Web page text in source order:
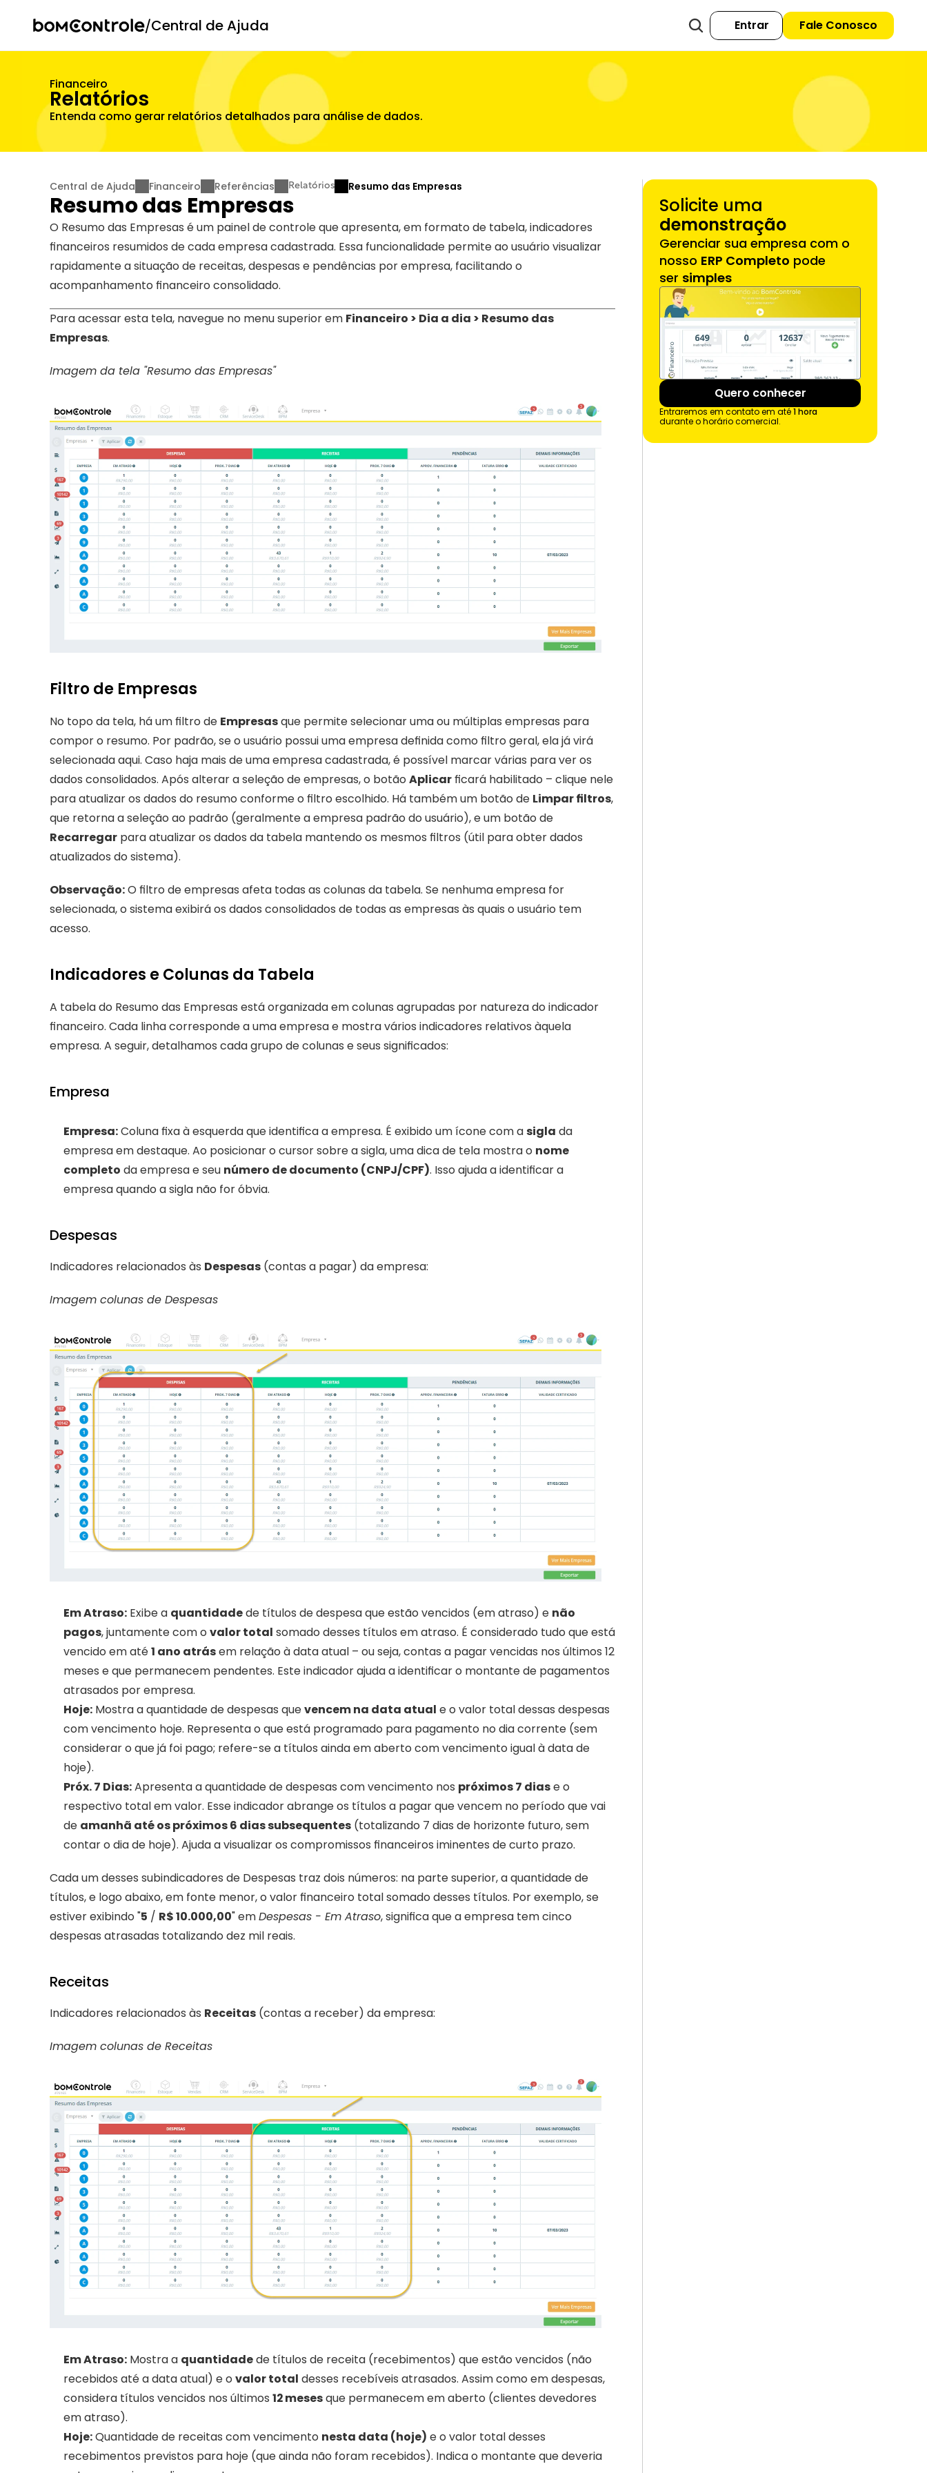
/Central de Ajuda Entrar Fale Conosco
Financeiro
Relatórios
Entenda como gerar relatórios detalhados para análise de dados.
Central de Ajuda Financeiro Referências Relatórios Resumo das Empresas
Resumo das Empresas
O Resumo das Empresas é um painel de controle que apresenta, em formato de tabela, indicadores
financeiros resumidos de cada empresa cadastrada. Essa funcionalidade permite ao usuário visualizar
rapidamente a situação de receitas, despesas e pendências por empresa, facilitando o
acompanhamento financeiro consolidado.
Para acessar esta tela, navegue no menu superior em Financeiro > Dia a dia > Resumo das
Empresas.
Imagem da tela "Resumo das Empresas"
Filtro de Empresas
No topo da tela, há um filtro de Empresas que permite selecionar uma ou múltiplas empresas para
compor o resumo. Por padrão, se o usuário possui uma empresa definida como filtro geral, ela já virá
selecionada aqui. Caso haja mais de uma empresa cadastrada, é possível marcar várias para ver os
dados consolidados. Após alterar a seleção de empresas, o botão Aplicar ficará habilitado – clique nele
para atualizar os dados do resumo conforme o filtro escolhido. Há também um botão de Limpar filtros,
Recarregar para atualizar os dados da tabela mantendo os mesmos filtros (útil para obter dados
atualizados do sistema).
Observação: O filtro de empresas afeta todas as colunas da tabela. Se nenhuma empresa for
selecionada, o sistema exibirá os dados consolidados de todas as empresas às quais o usuário tem
acesso.
Indicadores e Colunas da Tabela
A tabela do Resumo das Empresas está organizada em colunas agrupadas por natureza do indicador
financeiro. Cada linha corresponde a uma empresa e mostra vários indicadores relativos àquela
empresa. A seguir, detalhamos cada grupo de colunas e seus significados:
Empresa
Empresa: Coluna fixa à esquerda que identifica a empresa. É exibido um ícone com a sigla da
empresa em destaque. Ao posicionar o cursor sobre a sigla, uma dica de tela mostra o nome
completo da empresa e seu número de documento (CNPJ/CPF). Isso ajuda a identificar a
empresa quando a sigla não for óbvia.
Despesas
Indicadores relacionados às Despesas (contas a pagar) da empresa:
Imagem colunas de Despesas
Em Atraso: Exibe a quantidade de títulos de despesa que estão vencidos (em atraso) e não
pagos, juntamente com o valor total somado desses títulos em atraso. É considerado tudo que está
vencido em até 1 ano atrás em relação à data atual – ou seja, contas a pagar vencidas nos últimos 12
meses e que permanecem pendentes. Este indicador ajuda a identificar o montante de pagamentos
atrasados por empresa.
Hoje: Mostra a quantidade de despesas que vencem na data atual e o valor total dessas despesas
com vencimento hoje. Representa o que está programado para pagamento no dia corrente (sem
considerar o que já foi pago; refere-se a títulos ainda em aberto com vencimento igual à data de
hoje).
Próx. 7 Dias: Apresenta a quantidade de despesas com vencimento nos próximos 7 dias e o
respectivo total em valor. Esse indicador abrange os títulos a pagar que vencem no período que vai
de amanhã até os próximos 6 dias subsequentes (totalizando 7 dias de horizonte futuro, sem
contar o dia de hoje). Ajuda a visualizar os compromissos financeiros iminentes de curto prazo.
Cada um desses subindicadores de Despesas traz dois números: na parte superior, a quantidade de
títulos, e logo abaixo, em fonte menor, o valor financeiro total somado desses títulos. Por exemplo, se
estiver exibindo "5 / R$ 10.000,00" em Despesas - Em Atraso, significa que a empresa tem cinco
despesas atrasadas totalizando dez mil reais.
Receitas
Indicadores relacionados às Receitas (contas a receber) da empresa:
Imagem colunas de Receitas
Em Atraso: Mostra a quantidade de títulos de receita (recebimentos) que estão vencidos (não
recebidos até a data atual) e o valor total desses recebíveis atrasados. Assim como em despesas,
considera títulos vencidos nos últimos 12 meses que permanecem em aberto (clientes devedores
em atraso).
Hoje: Quantidade de receitas com vencimento nesta data (hoje) e o valor total desses
recebimentos previstos para hoje (que ainda não foram recebidos). Indica o montante que deveria
demonstração
Gerenciar sua empresa com o
nosso ERP Completo pode
ser simples
Quero conhecer
Entraremos em contato em até 1 hora
durante o horário comercial.